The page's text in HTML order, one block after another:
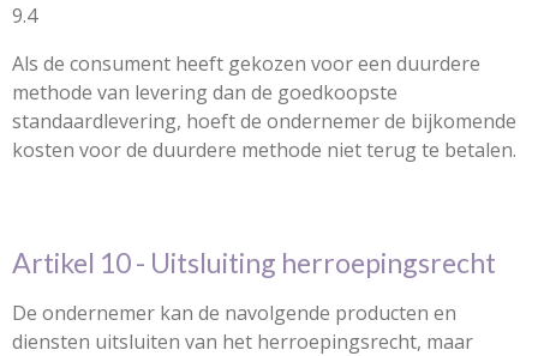
9.4
Als de consument heeft gekozen voor een duurdere
methode van levering dan de goedkoopste
standaardlevering, hoeft de ondernemer de bijkomende
kosten voor de duurdere methode niet terug te betalen.
Artikel 10 - Uitsluiting herroepingsrecht
De ondernemer kan de navolgende producten en
diensten uitsluiten van het herroepingsrecht, maar